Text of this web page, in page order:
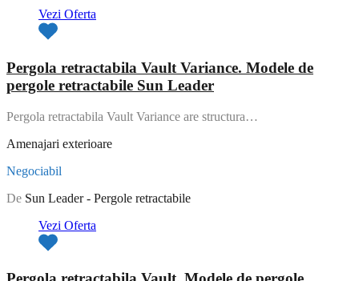
Vezi Oferta
Pergola retractabila Vault Variance. Modele de
pergole retractabile Sun Leader
Pergola retractabila Vault Variance are structura…
Amenajari exterioare
Negociabil
De Sun Leader - Pergole retractabile
Vezi Oferta